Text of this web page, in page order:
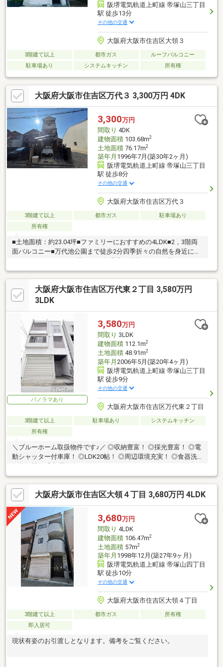
阪堺電気軌道上町線 帝塚山三丁目
駅 徒歩13分
その他の交通
大阪府大阪市住吉区大領３
3階建て以上 都市ガス
ルーフバルコニー
駐車場あり
システムキッチン 所有権
大阪府大阪市住吉区万代３ 3,300万円 4DK
3,300万円
間取り 4DK
建物面積103.68m2
土地面積76.17m2
築年月 1996年7月(築30年2ヶ月)
阪堺電気軌道上町線 帝塚山三丁目
駅 徒歩8分
その他の交通
大阪府大阪市住吉区万代３
3階建て以上 都市ガス
駐車場あり
所有権
■土地面積：約23.04坪■ファミリーにおすすめの4LDK■2，3階両
面バルコニー■万代池公園まで徒歩2分四季折々の自然を身近に感
お散歩や休日のリフレッシュにもおすすめです♪
大阪府大阪市住吉区万代東２丁目 3,580万円
3LDK
パノラマあり
3,580万円
間取り 3LDK
建物面積112.1m2
土地面積48.91m2
築年月 2006年5月(築20年4ヶ月)
阪堺電気軌道上町線 帝塚山三丁目
駅 徒歩9分
その他の交通
大阪府大阪市住吉区万代東２丁目
3階建て以上 駐車場あり
システムキッチン
所有権
＼ブルーホーム取扱物件です♪／ ◎収納豊富！ ◎採光豊富！ ◎電
動シャッター付車庫！ ◎LDK20帖！ ◎周辺環境充実！ ◎食器洗
浄乾燥機！ ◎部屋数多め！
大阪府大阪市住吉区大領４丁目 3,680万円 4LDK
3,680万円
間取り 4LDK
建物面積106.47m2
土地面積57m2
築年月 1998年12月(築27年9ヶ月)
阪堺電気軌道上町線 帝塚山四丁目
駅 徒歩10分
その他の交通
大阪府大阪市住吉区大領４丁目
3階建て以上 都市ガス
所有権
即入居可
現状有姿のお引渡しとなります。備考をご覧ください。